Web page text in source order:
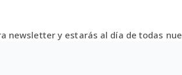
newsletter y estarás al día de todas